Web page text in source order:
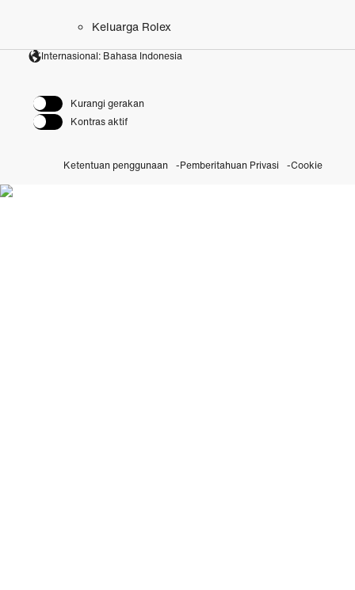
Keluarga Rolex
Internasional: Bahasa Indonesia
Kurangi gerakan
Kontras aktif
Ketentuan penggunaan Pemberitahuan Privasi Cookie